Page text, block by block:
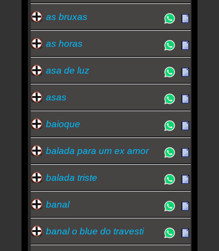
as bruxas
as horas
asa de luz
asas
baioque
balada para um ex amor
balada triste
banal
banal o blue do travesti